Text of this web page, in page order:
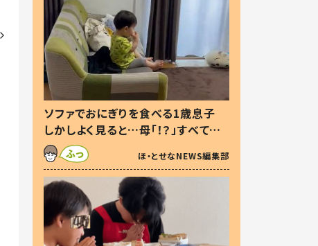
ソファでおにぎりを食べる1歳息子
しかしよく見ると…母「！？」すべてを
察した母の投稿に「可愛いから許
す！」「現行犯〜」
ほ・とせなNEWS編集部